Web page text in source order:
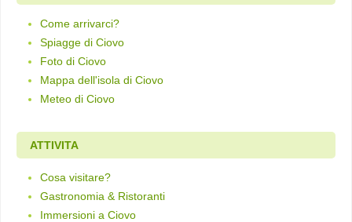
Come arrivarci?
Spiagge di Ciovo
Foto di Ciovo
Mappa dell'isola di Ciovo
Meteo di Ciovo
ATTIVITA
Cosa visitare?
Gastronomia & Ristoranti
Immersioni a Ciovo